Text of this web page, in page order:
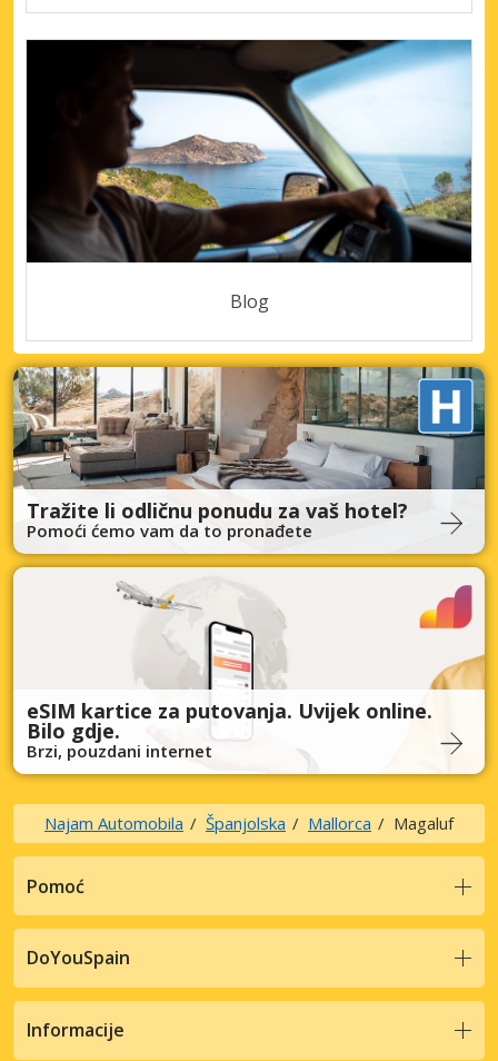
Blog
Tražite li odličnu ponudu za vaš hotel?
Pomoći ćemo vam da to pronađete
eSIM kartice za putovanja. Uvijek online.
Bilo gdje.
Brzi, pouzdani internet
Najam Automobila Španjolska Mallorca Magaluf
Pomoć
DoYouSpain
Informacije